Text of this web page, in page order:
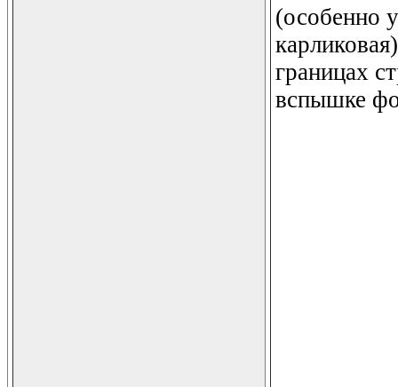
(особенно
границах
вспышке